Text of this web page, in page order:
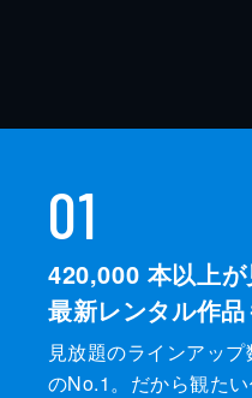
01
420,000 本以上が
最新レンタル作品
見放題のラインアッ
のNo.1。だから観た